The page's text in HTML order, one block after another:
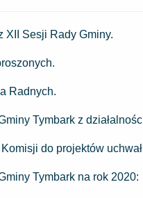
XII Sesji Rady Gminy.
Radnych.
Tymbark z
do projektów
Tymbark na rok 2020: